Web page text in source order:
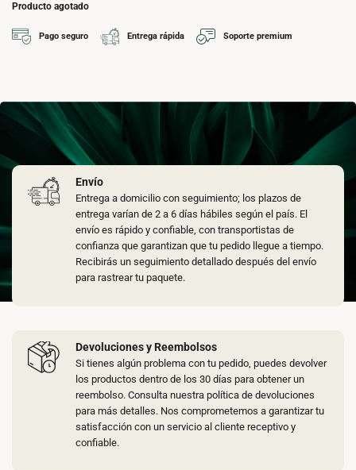
Producto agotado
Pago seguro Entrega rápida Soporte premium
Envío
Entrega a domicilio con seguimiento; los plazos de
entrega varían de 2 a 6 días hábiles según el país. El
envío es rápido y confiable, con transportistas de
confianza que garantizan que tu pedido llegue a tiempo.
Recibirás un seguimiento detallado después del envío
para rastrear tu paquete.
Devoluciones y Reembolsos
Si tienes algún problema con tu pedido, puedes devolver
los productos dentro de los 30 días para obtener un
reembolso. Consulta nuestra política de devoluciones
para más detalles. Nos comprometemos a garantizar tu
satisfacción con un servicio al cliente receptivo y
confiable.